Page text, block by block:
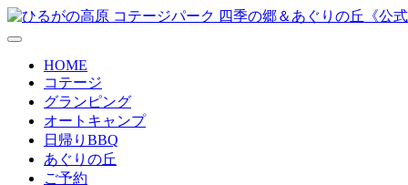
コンテンツへスキップ
メ
イ
HOME
コテージ
グランピング
オートキャンプ
日帰りBBQ
あぐりの丘
ご予約